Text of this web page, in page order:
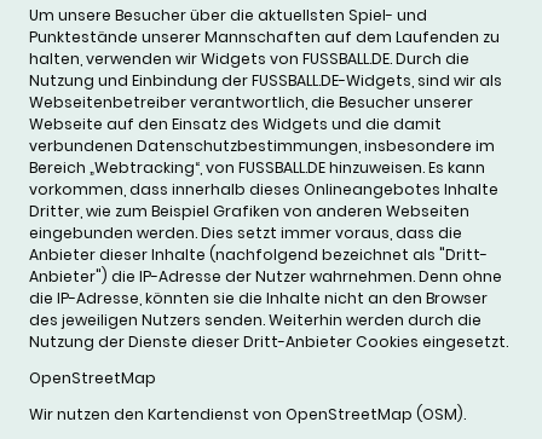
Um unsere Besucher über die aktuellsten Spiel- und
Punktestände unserer Mannschaften auf dem Laufenden zu
halten, verwenden wir Widgets von FUSSBALL.DE. Durch die
Nutzung und Einbindung der FUSSBALL.DE-Widgets, sind wir als
Webseitenbetreiber verantwortlich, die Besucher unserer
Webseite auf den Einsatz des Widgets und die damit
verbundenen Datenschutzbestimmungen, insbesondere im
Bereich „Webtracking“, von FUSSBALL.DE hinzuweisen. Es kann
vorkommen, dass innerhalb dieses Onlineangebotes Inhalte
Dritter, wie zum Beispiel Grafiken von anderen Webseiten
eingebunden werden. Dies setzt immer voraus, dass die
Anbieter dieser Inhalte (nachfolgend bezeichnet als "Dritt-
Anbieter") die IP-Adresse der Nutzer wahrnehmen. Denn ohne
die IP-Adresse, könnten sie die Inhalte nicht an den Browser
des jeweiligen Nutzers senden. Weiterhin werden durch die
Nutzung der Dienste dieser Dritt-Anbieter Cookies eingesetzt.
OpenStreetMap
Wir nutzen den Kartendienst von OpenStreetMap (OSM).